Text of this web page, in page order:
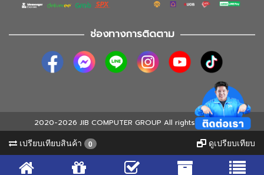
ช่องทางการติดตาม
2020-2026 JIB COMPUTER GROUP All rights reserved
เปรียบเทียบสินค้า 0 ดูเปรียบเทียบ